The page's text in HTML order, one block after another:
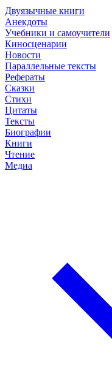
Двуязычные книги
Анекдоты
Учебники и самоучители
Киносценарии
Новости
Параллельные тексты
Рефераты
Сказки
Стихи
Цитаты
Тексты
Биографии
Книги
Чтение
Медиа